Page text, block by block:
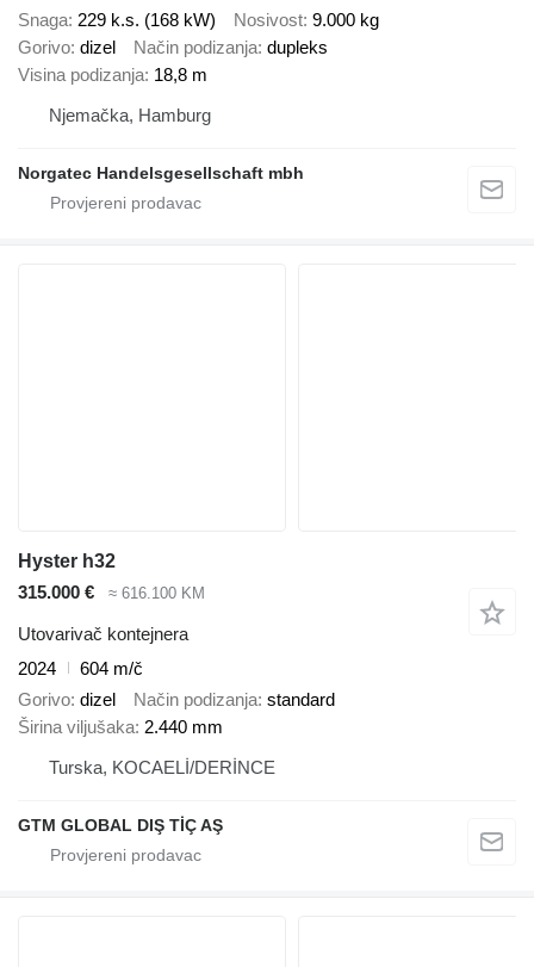
Snaga 229 k.s. (168 kW) Nosivost 9.000 kg
Gorivo dizel Način podizanja dupleks
Visina podizanja 18,8 m
Njemačka, Hamburg
Norgatec Handelsgesellschaft mbh
Hyster h32
315.000 €
≈ 616.100 KM
Utovarivač kontejnera
2024
604 m/č
Gorivo dizel Način podizanja standard
Širina viljušaka 2.440 mm
Turska, KOCAELİ/DERİNCE
GTM GLOBAL DIŞ TİÇ AŞ